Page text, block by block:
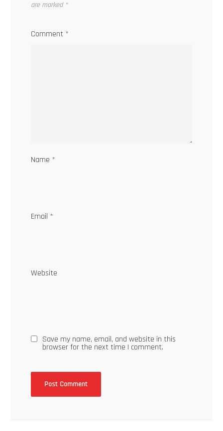
are marked *
Comment *
Name *
Email *
Website
Save my name, email, and website in this
browser for the next time I comment.